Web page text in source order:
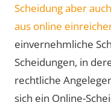
Scheidung aber
aus online
einvernehmliche
Scheidungen, in
rechtliche
sich ein Online-